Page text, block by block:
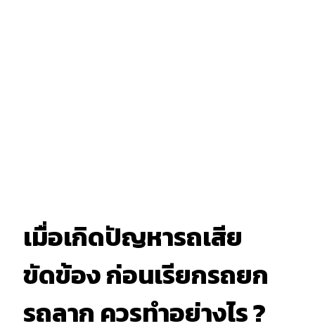
เมื่อเกิดปัญหารถเสีย
ขัดข้อง ก่อนเรียกรถยก
รถลาก ควรทำอย่างไร ?